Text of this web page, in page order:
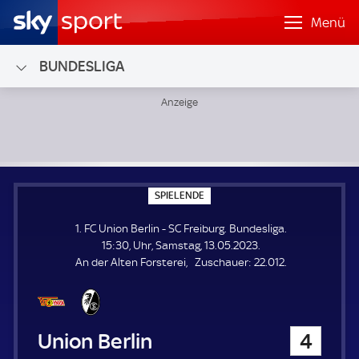
Menü
BUNDESLIGA
SPIELENDE
P
E
L
E
N
1. FC Union Berlin - SC Freiburg. Bundesliga.
15:30, Uhr, Samstag, 13.05.2023.
An der Alten Forsterei
Zuschauer: Z
22.012.
1. FC Union Berlin 4